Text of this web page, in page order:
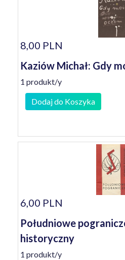
8,00 PLN
Kaziów Michał: Gdy
1 produkt/y
Dodaj do Koszyka
6,00 PLN
Południowe
historyczny
1 produkt/y